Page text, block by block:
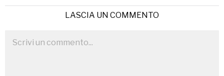
LASCIA UN COMMENTO